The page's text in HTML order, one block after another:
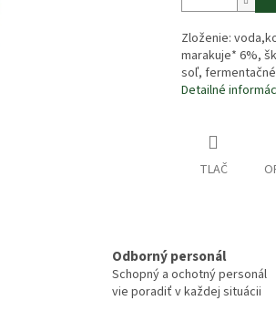
Zloženie:
marakuje* 6%,
soľ, fermentačné
Detailné
TLAČ
Odborný personál
Schopný a ochotný personál
vie poradiť v každej situácii